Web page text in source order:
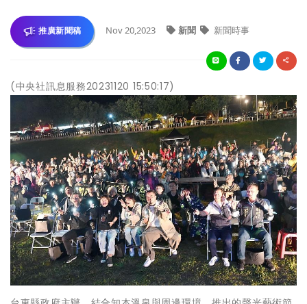
推廣新聞稿 Nov 20,2023 新聞 新聞時事
(中央社訊息服務20231120 15:50:17)